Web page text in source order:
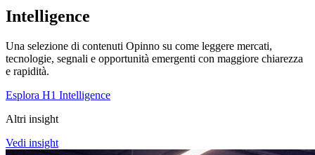
Intelligence
Una selezione di contenuti Opinno su come leggere mercati,
tecnologie, segnali e opportunità emergenti con maggiore chiarezza
e rapidità.
Esplora H1 Intelligence
Altri insight
Vedi insight